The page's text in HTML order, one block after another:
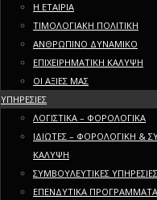
Η ΕΤΑΙΡΙΑ
ΤΙΜΟΛΟΓΙΑΚΗ ΠΟΛΙΤΙΚΗ
ΑΝΘΡΩΠΙΝΟ ΔΥΝΑΜΙΚΟ
ΕΠΙΧΕΙΡΗΜΑΤΙΚΗ ΚΑΛΥΨΗ
ΟΙ ΑΞΙΕΣ ΜΑΣ
ΥΠΗΡΕΣΙΕΣ
ΛΟΓΙΣΤΙΚΑ – ΦΟΡΟΛΟΓΙΚΑ
ΙΔΙΩΤΕΣ – ΦΟΡΟΛΟΓΙΚΗ &
ΚΑΛΥΨΗ
ΣΥΜΒΟΥΛΕΥΤΙΚΕΣ ΥΠΗΡΕΣΙΕΣ
ΕΠΕΝΔΥΤΙΚΑ ΠΡΟΓΡΑΜΜΑΤΑ